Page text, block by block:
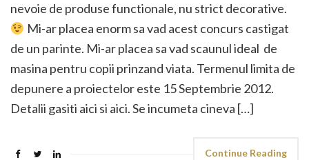
nevoie de produse functionale, nu strict decorative.
Mi-ar placea enorm sa vad acest concurs castigat
de un parinte. Mi-ar placea sa vad scaunul ideal de
masina pentru copii prinzand viata. Termenul limita de
depunere a proiectelor este 15 Septembrie 2012.
Detalii gasiti aici si aici. Se incumeta cineva […]
Continue Reading